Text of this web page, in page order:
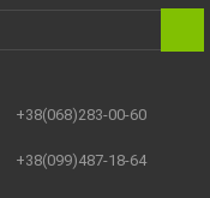
+38(068)283-00-60
+38(099)487-18-64